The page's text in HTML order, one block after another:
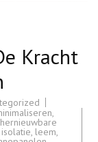
Kracht
,
hernieuwbare
isolatie, leem,